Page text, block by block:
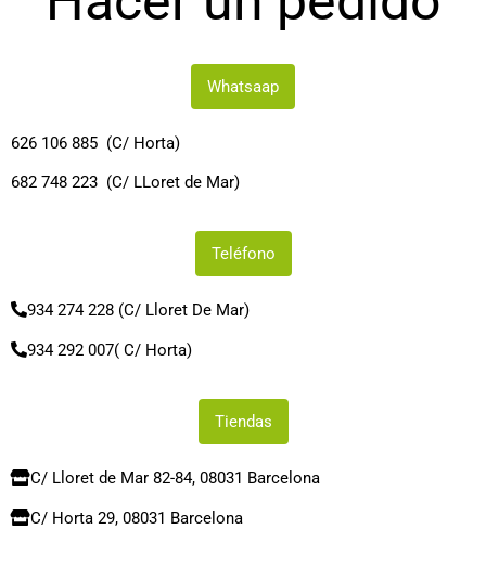
Whatsaap
626 106 885 (C/ Horta)
682 748 223 (C/ LLoret de Mar)
Teléfono
934 274 228 (C/ Lloret De Mar)
934 292 007( C/ Horta)
Tiendas
C/ Lloret de Mar 82-84, 08031 Barcelona
C/ Horta 29, 08031 Barcelona